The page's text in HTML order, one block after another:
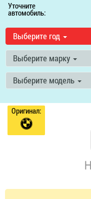
Уточните
автомобиль:
Выберите год
Выберите марку
Выберите модель
Оригинал: